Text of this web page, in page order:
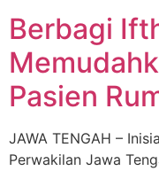
Berbagi
Pasien
JAWA TENGAH –
Perwakilan Jawa